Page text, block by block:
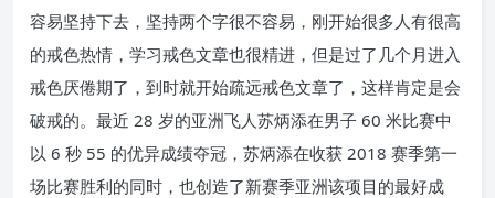
容易坚持下去，坚持两个字很不容易，刚开始很多人有很高
的戒色热情，学习戒色文章也很精进，但是过了几个月进入
戒色厌倦期了，到时就开始疏远戒色文章了，这样肯定是会
破戒的。最近 28 岁的亚洲飞人苏炳添在男子 60 米比赛中
以 6 秒 55 的优异成绩夺冠，苏炳添在收获 2018 赛季第一
场比赛胜利的同时，也创造了新赛季亚洲该项目的最好成